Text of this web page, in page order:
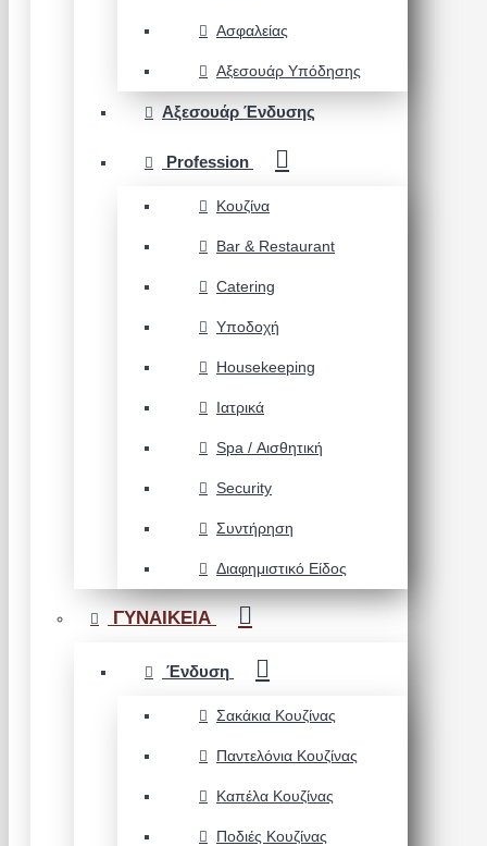
Ασφαλείας
Αξεσουάρ Υπόδησης
Αξεσουάρ Ένδυσης
Profession
Κουζίνα
Bar & Restaurant
Catering
Υποδοχή
Housekeeping
Ιατρικά
Spa / Αισθητική
Security
Συντήρηση
Διαφημιστικό Είδος
ΓΥΝΑΙΚΕΙΑ
Ένδυση
Σακάκια Κουζίνας
Παντελόνια Κουζίνας
Καπέλα Κουζίνας
Ποδιές Κουζίνας